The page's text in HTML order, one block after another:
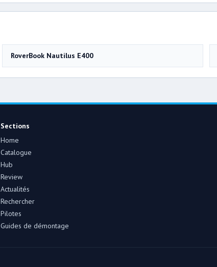
RoverBook Nautilus E400
Sections
Home
Catalogue
Hub
Review
Actualités
Rechercher
Pilotes
Guides de démontage